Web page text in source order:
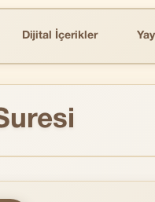
Dijital İçerikler